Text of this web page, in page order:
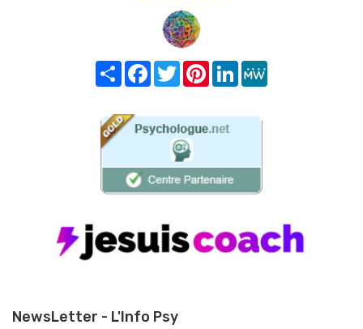
Share FacebookTwitterPinterest
LinkedIn
NewsLetter - L'Info Psy